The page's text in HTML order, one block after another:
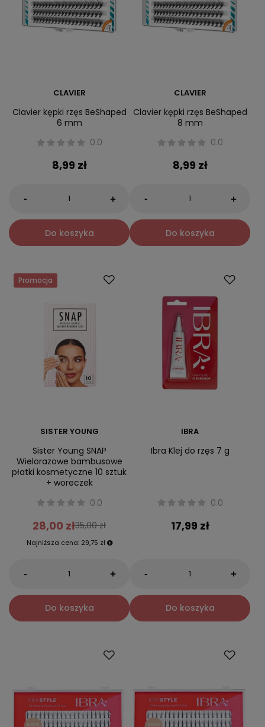
CLAVIER
Clavier kępki rzęs BeShaped
6 mm
0.0
8,99 zł
- +
Do koszyka
CLAVIER
Clavier kępki rzęs BeShaped
8 mm
0.0
8,99 zł
- +
Do koszyka
Promocja
SISTER YOUNG
Sister Young SNAP
Wielorazowe bambusowe
płatki kosmetyczne 10 sztuk
+ woreczek
0.0
28,00 zł35,00 zł
Najniższa cena: 29,75 zł
- +
Do koszyka
IBRA
Ibra Klej do rzęs 7 g
0.0
17,99 zł
- +
Do koszyka